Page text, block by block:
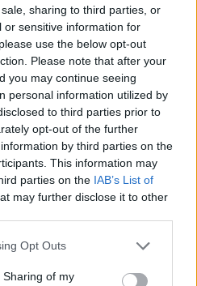
sharing to third parties, or
or sensitive information for
use the below opt-out
Please note that after your
you may continue seeing
personal information utilized by
to third parties prior to
opt-out of the further
by third parties on the
This information may
parties on the IAB’s List of
may further disclose it to other
app uses one or more Google
behaviour. You may click to
Opt Outs
of my
το ότι 7 στους 10
από 1.000 ευρώ, τι